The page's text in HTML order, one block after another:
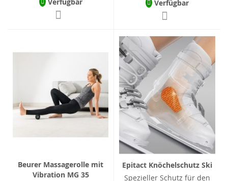
Verfügbar
Beurer Massagerolle mit
Vibration MG 35
Epitact Knöchelschutz Ski
Spezieller Schutz für den